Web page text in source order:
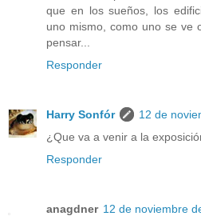
que en los sueños, los
uno mismo, como uno se ve
pensar...
Responder
Harry Sonfór
12 de
¿Que va a venir a la
Responder
anagdner 12 de noviembre